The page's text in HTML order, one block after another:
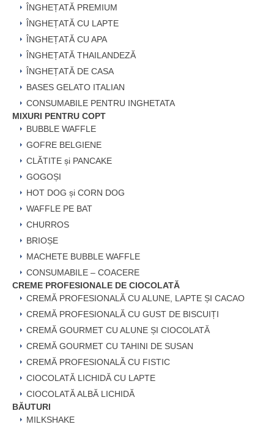
ÎNGHEȚATĂ PREMIUM
ÎNGHEȚATĂ CU LAPTE
ÎNGHEȚATĂ CU APA
ÎNGHEȚATĂ THAILANDEZĂ
ÎNGHEȚATĂ DE CASA
BASES GELATO ITALIAN
CONSUMABILE PENTRU INGHETATA
MIXURI PENTRU COPT
BUBBLE WAFFLE
GOFRE BELGIENE
CLĂTITE și PANCAKE
GOGOȘI
HOT DOG și CORN DOG
WAFFLE PE BAT
CHURROS
BRIOȘE
MACHETE BUBBLE WAFFLE
CONSUMABILE – COACERE
CREME PROFESIONALE DE CIOCOLATĂ
CREMĂ PROFESIONALĂ CU ALUNE, LAPTE ȘI CACAO
CREMĂ PROFESIONALĂ CU GUST DE BISCUIȚI
CREMĂ GOURMET CU ALUNE ȘI CIOCOLATĂ
CREMĂ GOURMET CU TAHINI DE SUSAN
CREMĂ PROFESIONALĂ CU FISTIC
CIOCOLATĂ LICHIDĂ CU LAPTE
CIOCOLATĂ ALBĂ LICHIDĂ
BĂUTURI
MILKSHAKE